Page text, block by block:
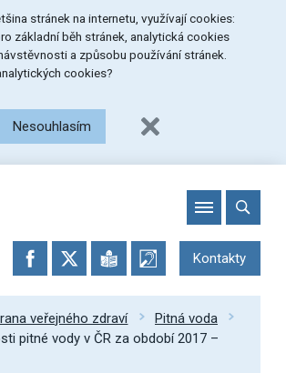
stránek na internetu, využívají cookies:
základní běh stránek, analytická cookies
a způsobu používání stránek.
cookies?
Nesouhlasím
Kontakty
veřejného zdraví
Pitná voda
pitné vody v ČR za období 2017 –